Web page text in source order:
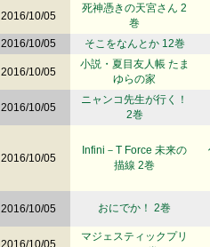
2016/10/05
死神憑きの天宮さん 2
巻
2016/10/05
そこをなんとか 12巻
2016/10/05
小説・夏目友人帳 たま
ゆらの家
2016/10/05
ニャンコ先生が行く！
2巻
2016/10/05
Infini－T Force 未来の
描線 2巻
2016/10/05 おにでか！ 2巻
2016/10/05
マジェスティックプリ